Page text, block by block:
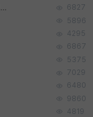
진짜 제발 적당히 똑똑한 박사과정이라도 위에 있었으면.. 6827
5896
4295
6867
5375
7029
6480
9860
4819